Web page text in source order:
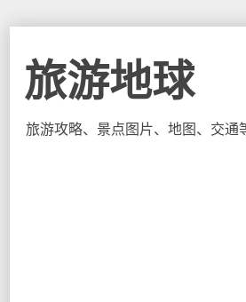
旅游地球
旅游攻略、景点图片、地图、交通